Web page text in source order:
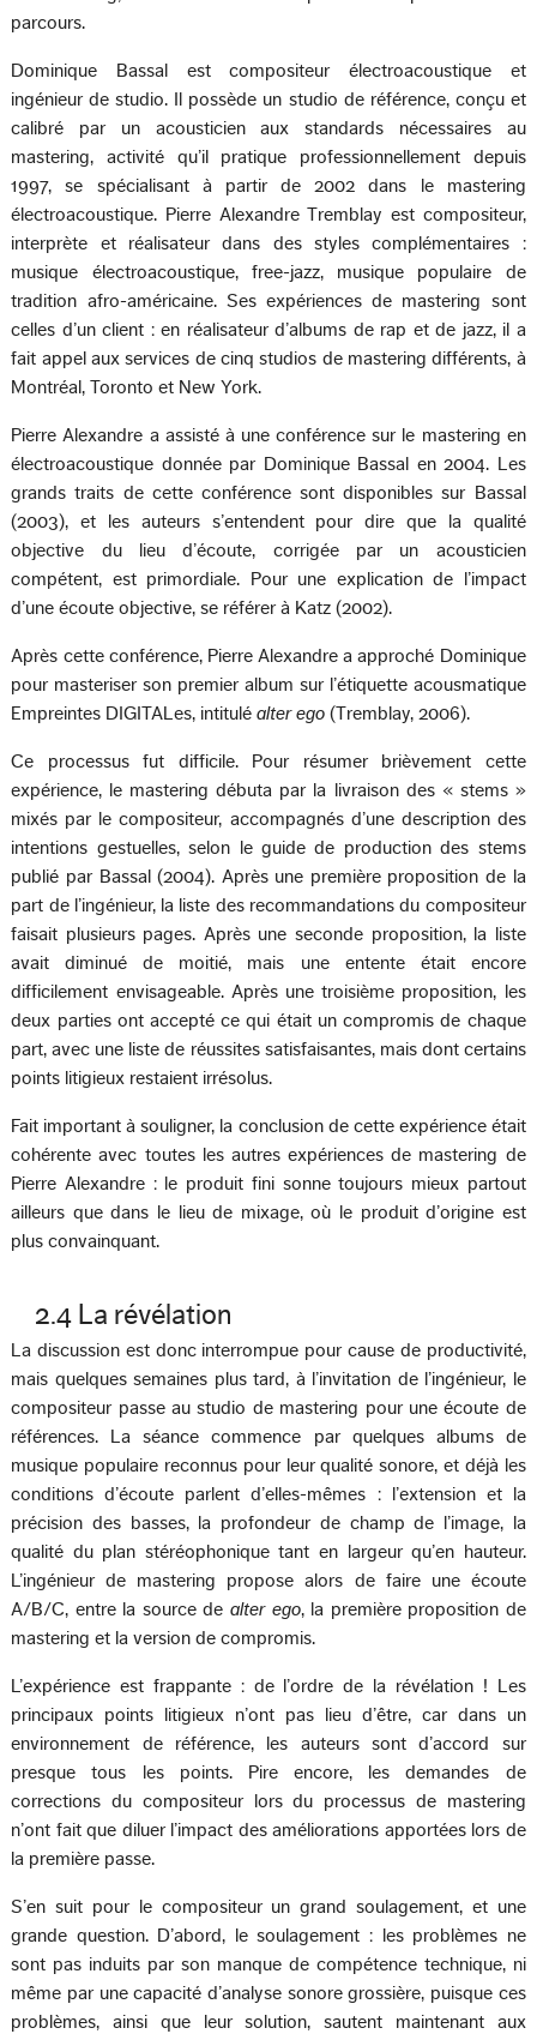
parcours.
Dominique Bassal est compositeur électroacoustique et
ingénieur de studio. Il possède un studio de référence, conçu et
calibré par un acousticien aux standards nécessaires au
mastering, activité qu’il pratique professionnellement depuis
1997, se spécialisant à partir de 2002 dans le mastering
électroacoustique. Pierre Alexandre Tremblay est compositeur,
interprète et réalisateur dans des styles complémentaires :
musique électroacoustique, free-jazz, musique populaire de
tradition afro-américaine. Ses expériences de mastering sont
celles d’un client : en réalisateur d’albums de rap et de jazz, il a
fait appel aux services de cinq studios de mastering différents, à
Montréal, Toronto et New York.
Pierre Alexandre a assisté à une conférence sur le mastering en
électroacoustique donnée par Dominique Bassal en 2004. Les
grands traits de cette conférence sont disponibles sur Bassal
(2003), et les auteurs s’entendent pour dire que la qualité
objective du lieu d’écoute, corrigée par un acousticien
compétent, est primordiale. Pour une explication de l’impact
d’une écoute objective, se référer à Katz (2002).
Après cette conférence, Pierre Alexandre a approché Dominique
pour masteriser son premier album sur l’étiquette acousmatique
Empreintes DIGITALes, intituléalter ego (Tremblay, 2006).
Ce processus fut difficile. Pour résumer brièvement cette
expérience, le mastering débuta par la livraison des « stems »
mixés par le compositeur, accompagnés d’une description des
intentions gestuelles, selon le guide de production des stems
publié par Bassal (2004). Après une première proposition de la
part de l’ingénieur, la liste des recommandations du compositeur
faisait plusieurs pages. Après une seconde proposition, la liste
avait diminué de moitié, mais une entente était encore
difficilement envisageable. Après une troisième proposition, les
deux parties ont accepté ce qui était un compromis de chaque
part, avec une liste de réussites satisfaisantes, mais dont certains
points litigieux restaient irrésolus.
Fait important à souligner, la conclusion de cette expérience était
cohérente avec toutes les autres expériences de mastering de
Pierre Alexandre : le produit fini sonne toujours mieux partout
ailleurs que dans le lieu de mixage, où le produit d’origine est
plus convainquant.
2.4 La révélation
La discussion est donc interrompue pour cause de productivité,
mais quelques semaines plus tard, à l’invitation de l’ingénieur, le
compositeur passe au studio de mastering pour une écoute de
références. La séance commence par quelques albums de
musique populaire reconnus pour leur qualité sonore, et déjà les
conditions d’écoute parlent d’elles-mêmes : l’extension et la
précision des basses, la profondeur de champ de l’image, la
qualité du plan stéréophonique tant en largeur qu’en hauteur.
L’ingénieur de mastering propose alors de faire une écoute
A/B/C, entre la source de alter ego, la première proposition de
mastering et la version de compromis.
L’expérience est frappante : de l’ordre de la révélation ! Les
principaux points litigieux n’ont pas lieu d’être, car dans un
environnement de référence, les auteurs sont d’accord sur
presque tous les points. Pire encore, les demandes de
corrections du compositeur lors du processus de mastering
n’ont fait que diluer l’impact des améliorations apportées lors de
la première passe.
S’en suit pour le compositeur un grand soulagement, et une
grande question. D’abord, le soulagement : les problèmes ne
sont pas induits par son manque de compétence technique, ni
même par une capacité d’analyse sonore grossière, puisque ces
problèmes, ainsi que leur solution, sautent maintenant aux